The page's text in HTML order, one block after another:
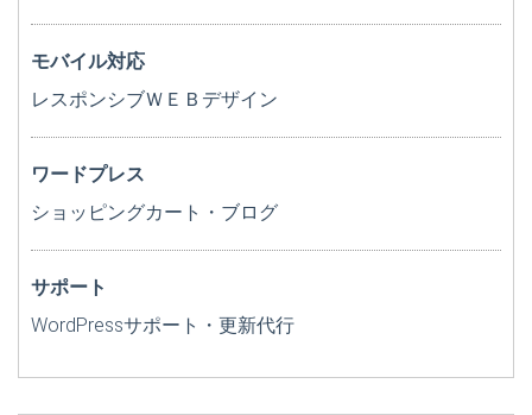
モバイル対応
レスポンシブＷＥＢデザイン
ワードプレス
ショッピングカート・ブログ
サポート
WordPressサポート・更新代行